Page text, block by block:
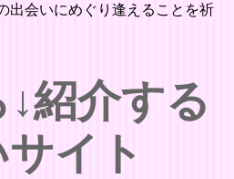
出会いにめぐり逢えることを祈
紹介する
イト